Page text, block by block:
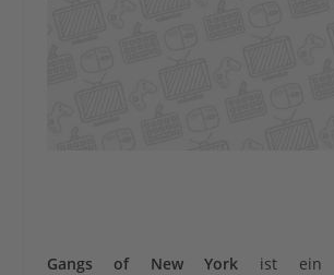
Gangs of New York ist ein